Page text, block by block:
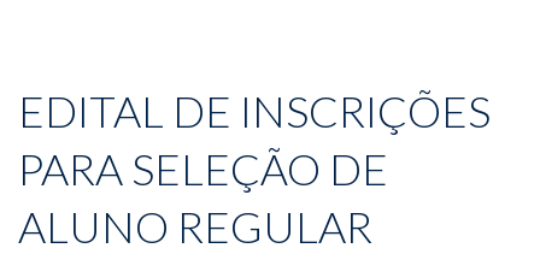
EDITAL DE INSCRIÇÕES
PARA SELEÇÃO DE
ALUNO REGULAR